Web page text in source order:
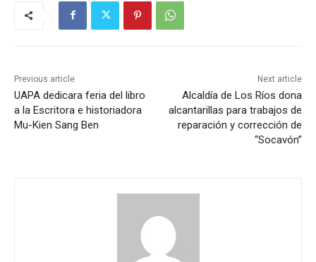
Previous article
UAPA dedicara feria del libro
a la Escritora e historiadora
Mu-Kien Sang Ben
Next article
Alcaldía de Los Ríos dona
alcantarillas para trabajos de
reparación y corrección de
“Socavón”